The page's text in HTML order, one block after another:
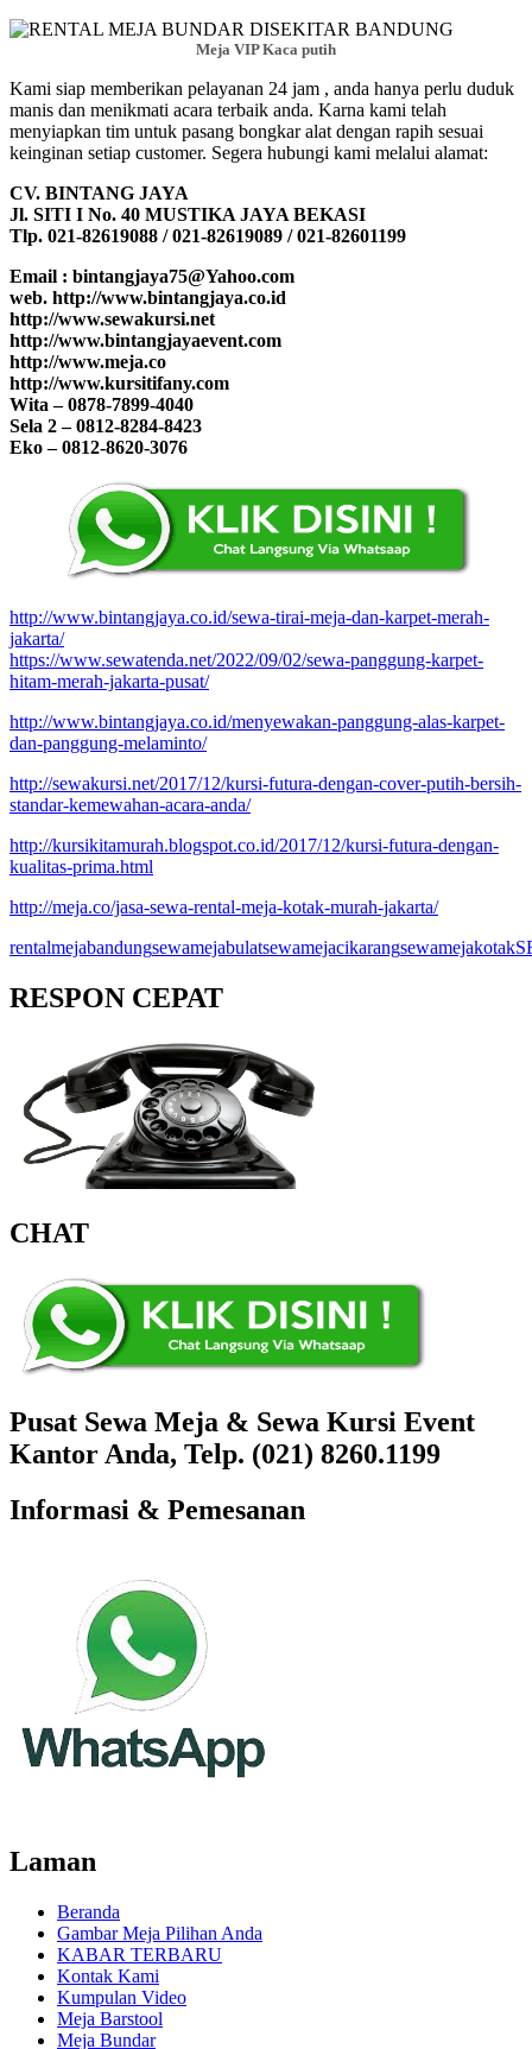
Meja VIP Kaca putih
Kami siap memberikan pelayanan 24 jam , anda hanya perlu duduk
manis dan menikmati acara terbaik anda. Karna kami telah
menyiapkan tim untuk pasang bongkar alat dengan rapih sesuai
keinginan setiap customer. Segera hubungi kami melalui alamat:
CV. BINTANG JAYA
Jl. SITI I No. 40 MUSTIKA JAYA BEKASI
Tlp. 021-82619088 / 021-82619089 / 021-82601199
Email : bintangjaya75@Yahoo.com
web. http://www.bintangjaya.co.id
http://www.sewakursi.net
http://www.bintangjayaevent.com
http://www.meja.co
http://www.kursitifany.com
Wita – 0878-7899-4040
Sela 2 – 0812-8284-8423
Eko – 0812-8620-3076
http://www.bintangjaya.co.id/sewa-tirai-meja-dan-karpet-merah-
jakarta/
https://www.sewatenda.net/2022/09/02/sewa-panggung-karpet-
hitam-merah-jakarta-pusat/
http://www.bintangjaya.co.id/menyewakan-panggung-alas-karpet-
dan-panggung-melaminto/
http://sewakursi.net/2017/12/kursi-futura-dengan-cover-putih-bersih-
standar-kemewahan-acara-anda/
http://kursikitamurah.blogspot.co.id/2017/12/kursi-futura-dengan-
kualitas-prima.html
http://meja.co/jasa-sewa-rental-meja-kotak-murah-jakarta/
rentalmejabandungsewamejabulatsewamejacikarangsewamejakotak
RESPON CEPAT
CHAT
Pusat Sewa Meja & Sewa Kursi Event
Kantor Anda, Telp. (021) 8260.1199
Informasi & Pemesanan
Laman
Beranda
Gambar Meja Pilihan Anda
KABAR TERBARU
Kontak Kami
Kumpulan Video
Meja Barstool
Meja Bundar